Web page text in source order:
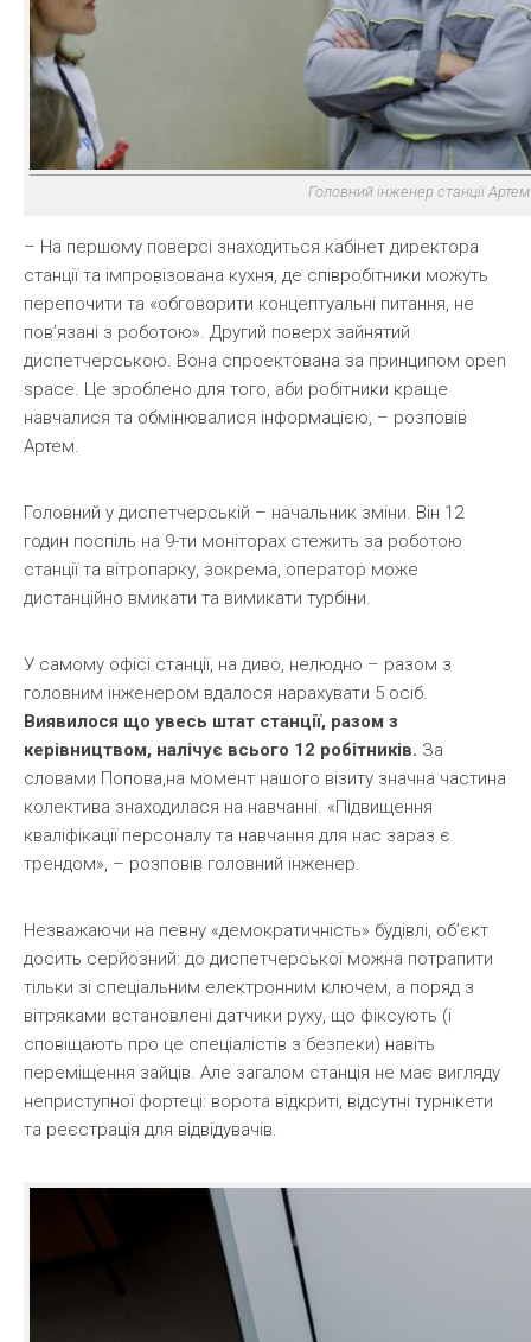
Головний інженер станції
– На першому поверсі знаходиться кабінет директора
станції та імпровізована кухня, де співробітники можуть
перепочити та «обговорити концептуальні питання, не
пов’язані з роботою». Другий поверх зайнятий
диспетчерською. Вона спроектована за принципом open
space. Це зроблено для того, аби робітники краще
навчалися та обмінювалися інформацією, – розповів
Артем.
Головний у диспетчерській – начальник зміни. Він 12
годин поспіль на 9-ти моніторах стежить за роботою
станції та вітропарку, зокрема, оператор може
дистанційно вмикати та вимикати турбіни.
У самому офісі станції, на диво, нелюдно – разом з
головним інженером вдалося нарахувати 5 осіб.
Виявилося що увесь штат станції, разом з
керівництвом, налічує всього 12 робітників. За
словами Попова,на момент нашого візиту значна частина
колектива знаходилася на навчанні. «Підвищення
кваліфікації персоналу та навчання для нас зараз є
трендом», – розповів головний інженер.
Незважаючи на певну «демократичність» будівлі, об’єкт
досить серйозний: до диспетчерської можна потрапити
тільки зі спеціальним електронним ключем, а поряд з
вітряками встановлені датчики руху, що фіксують (і
сповіщають про це спеціалістів з безпеки) навіть
переміщення зайців. Але загалом станція не має вигляду
неприступної фортеці: ворота відкриті, відсутні турнікети
та реєстрація для відвідувачів.